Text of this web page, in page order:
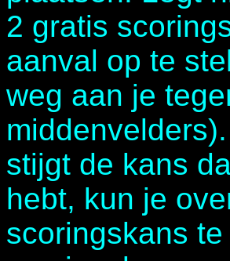
2 gratis
aanval op te
weg aan je
stijgt de kans
hebt, kun je
scoringskans